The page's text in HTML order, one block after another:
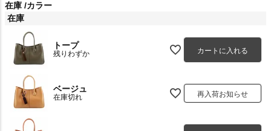
在庫 カラー
在庫
トープ
残りわずか カートに入れる
ベージュ
在庫切れ 再入荷お知らせ